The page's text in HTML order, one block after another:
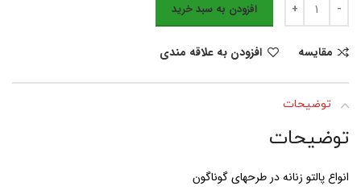
افزودن به سبد خرید
مقایسه افزودن به علاقه مندی
توضیحات
توضیحات
انواع پالتو زنانه در طرحهای گوناگون